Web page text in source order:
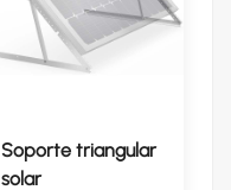
Soporte triangular
solar